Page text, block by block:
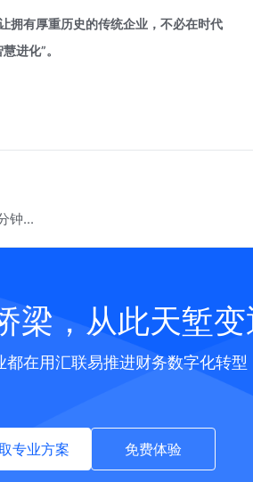
拥有厚重历史的传统企业，不必在时代
进化”。
钟...
梁，从此天堑
在用汇联易推进财务数字化转型
专业方案 免费体验